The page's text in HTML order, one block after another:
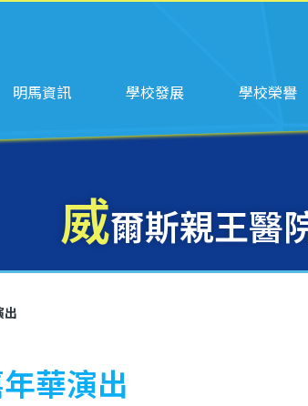
明馬資訊 學校發展 學校榮譽
威爾斯親王醫
出
華演出